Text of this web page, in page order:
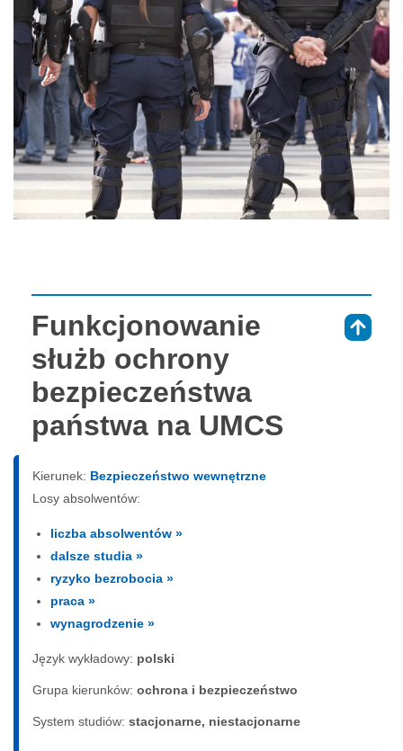
Funkcjonowanie
służb ochrony
bezpieczeństwa
państwa na UMCS
Kierunek: Bezpieczeństwo wewnętrzne
Losy absolwentów:
liczba absolwentów »
dalsze studia »
ryzyko bezrobocia »
praca »
wynagrodzenie »
Język wykładowy: polski
Grupa kierunków: ochrona i bezpieczeństwo
System studiów: sta­cjo­nar­ne, nie­sta­cjo­nar­ne